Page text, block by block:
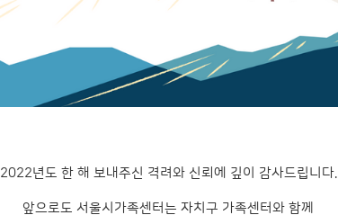
2022년도 한 해 보내주신 격려와 신뢰에 깊이 감사드립니다.
앞으로도 서울시가족센터는 자치구 가족센터와 함께